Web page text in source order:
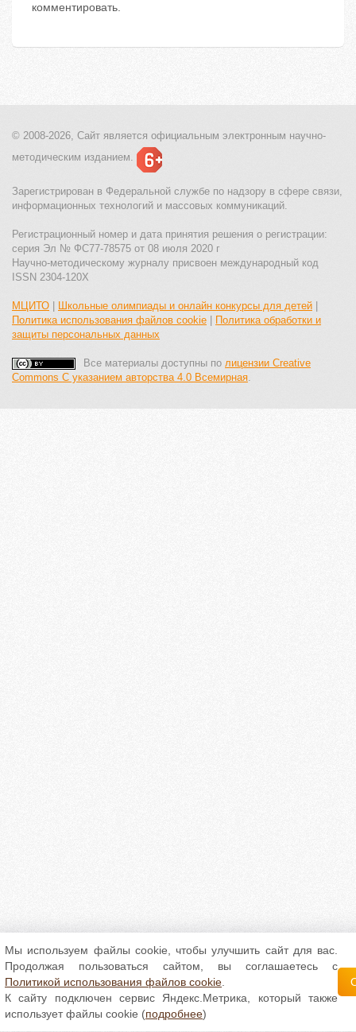
комментировать.
© 2008-2026, Сайт является официальным электронным научно-
методическим изданием.
Зарегистрирован в Федеральной службе по надзору в сфере связи,
информационных технологий и массовых коммуникаций.
Регистрационный номер и дата принятия решения о регистрации:
серия Эл № ФС77-78575 от 08 июля 2020 г
Научно-методическому журналу присвоен международный код
ISSN 2304-120X
МЦИТО Школьные олимпиады и онлайн конкурсы для детей
Политика использования файлов cookie
Политика обработки и
защиты персональных данных
Все материалы доступны по лицензии Creative
Commons С указанием авторства 4.0 Всемирная.
Мы используем файлы cookie, чтобы улучшить сайт для вас.
Продолжая пользоваться сайтом, вы соглашаетесь с
Политикой использования файлов cookie
К сайту подключен сервис Яндекс.Метрика, который также
использует файлы cookie (подробнее)